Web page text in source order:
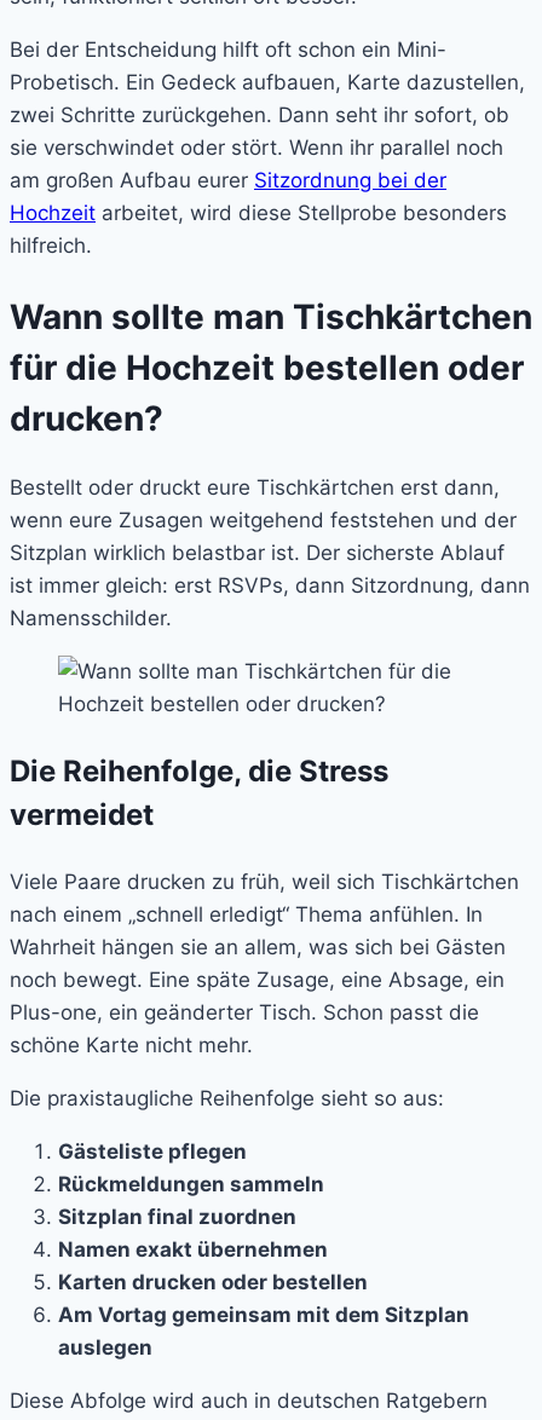
Bei der Entscheidung hilft oft schon ein Mini-
Probetisch. Ein Gedeck aufbauen, Karte dazustellen,
zwei Schritte zurückgehen. Dann seht ihr sofort, ob
sie verschwindet oder stört. Wenn ihr parallel noch
am großen Aufbau eurer Sitzordnung bei der
Hochzeit arbeitet, wird diese Stellprobe besonders
hilfreich.
Wann sollte man Tischkärtchen
für die Hochzeit bestellen oder
drucken?
Bestellt oder druckt eure Tischkärtchen erst dann,
wenn eure Zusagen weitgehend feststehen und der
Sitzplan wirklich belastbar ist. Der sicherste Ablauf
ist immer gleich: erst RSVPs, dann Sitzordnung, dann
Namensschilder.
Die Reihenfolge, die Stress
vermeidet
Viele Paare drucken zu früh, weil sich Tischkärtchen
nach einem „schnell erledigt“ Thema anfühlen. In
Wahrheit hängen sie an allem, was sich bei Gästen
noch bewegt. Eine späte Zusage, eine Absage, ein
Plus-one, ein geänderter Tisch. Schon passt die
schöne Karte nicht mehr.
Die praxistaugliche Reihenfolge sieht so aus:
Gästeliste pflegen
Rückmeldungen sammeln
Sitzplan final zuordnen
Namen exakt übernehmen
Karten drucken oder bestellen
Am Vortag gemeinsam mit dem Sitzplan
auslegen
Diese Abfolge wird auch in deutschen Ratgebern